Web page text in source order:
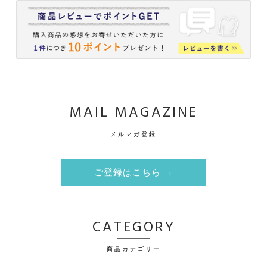
MAIL MAGAZINE
メルマガ登録
ご登録はこちら →
CATEGORY
商品カテゴリー